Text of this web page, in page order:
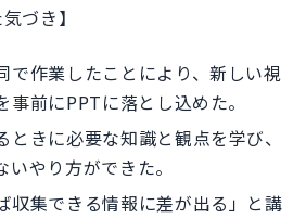
づき】
で作業したことにより、新しい視
事前にPPTに落とし込めた。
ときに必要な知識と観点を学び、
やり方ができた。
収集できる情報に差が出る」と講